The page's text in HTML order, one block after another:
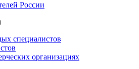
России
специалистов
организациях